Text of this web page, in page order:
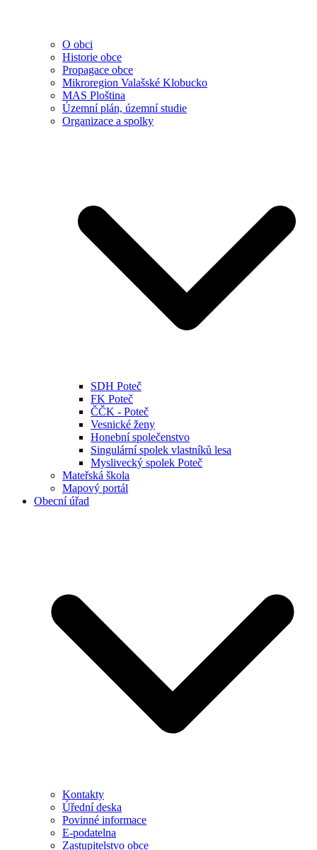
O obci
Historie obce
Propagace obce
Mikroregion Valašské Klobucko
MAS Ploština
Územní plán, územní studie
Organizace a spolky
SDH Poteč
FK Poteč
ČČK - Poteč
Vesnické ženy
Honební společenstvo
Singulární spolek vlastníků lesa
Myslivecký spolek Poteč
Mateřská škola
Mapový portál
Obecní úřad
Kontakty
Úřední deska
Povinné informace
E-podatelna
Zastupitelstvo obce